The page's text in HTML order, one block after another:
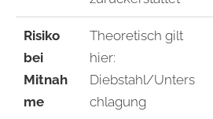
Risiko
bei
Mitnah
me
Theoretisch gilt
hier:
Diebstahl/Unters
chlagung